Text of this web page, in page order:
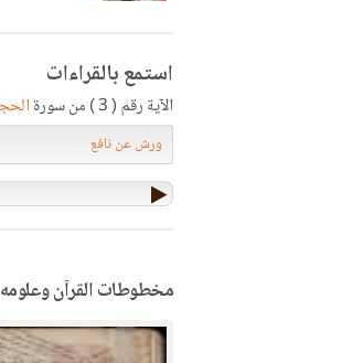
استمع بالقراءات
الآية رقم ( 3 ) من سورة
مخطوطات القرآن وعلومه